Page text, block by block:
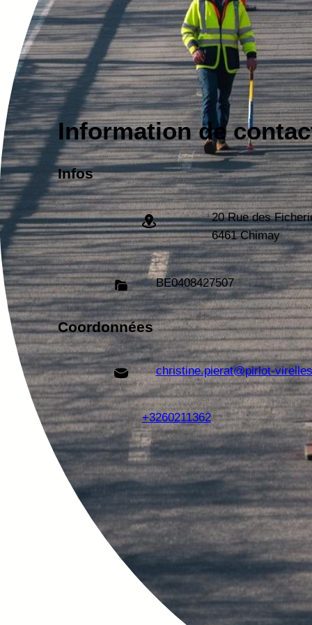
Information de
Infos
20 Rue des
6461 Chimay
BE0408427507
Coordonnées
christine.pierat@pirlot-
+3260211362